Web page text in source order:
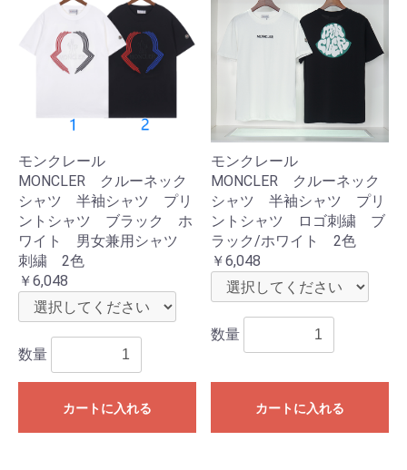
モンクレール
MONCLER クルーネック
シャツ 半袖シャツ プリ
ントシャツ ブラック ホ
ワイト 男女兼用シャツ
刺繍 2色
￥6,048
数量
カートに入れる
モンクレール
MONCLER クルーネック
シャツ 半袖シャツ プリ
ントシャツ ロゴ刺繍 ブ
ラック/ホワイト 2色
￥6,048
数量
カートに入れる